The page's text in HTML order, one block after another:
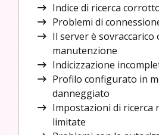
Indice di ricerca
Problemi di
Il server è sovraccarico
manutenzione
Indicizzazione
Profilo configurato in
danneggiato
Impostazioni di ricerca
limitate